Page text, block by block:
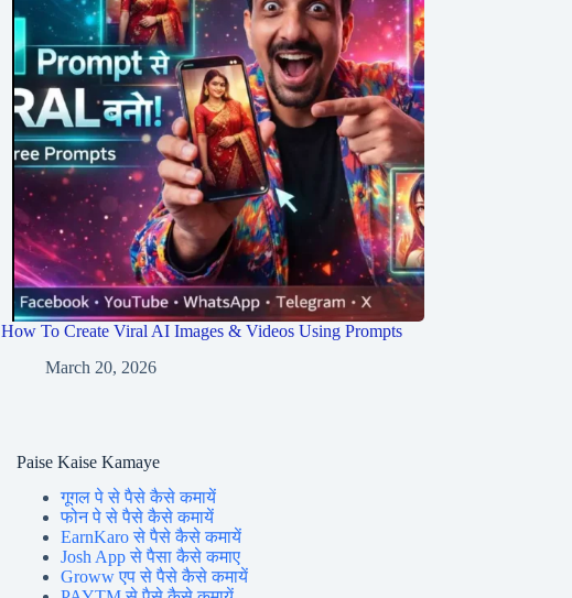
How To Create Viral AI Images & Videos Using Prompts
March 20, 2026
Paise Kaise Kamaye
गूगल पे से पैसे कैसे कमायें
फोन पे से पैसे कैसे कमायें
EarnKaro से पैसे कैसे कमायें
Josh App से पैसा कैसे कमाए
Groww एप से पैसे कैसे कमायें